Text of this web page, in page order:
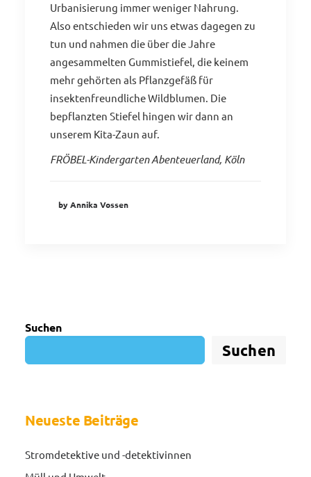
Urbanisierung immer weniger Nahrung.
Also entschieden wir uns etwas dagegen zu
tun und nahmen die über die Jahre
angesammelten Gummistiefel, die keinem
mehr gehörten als Pflanzgefäß für
insektenfreundliche Wildblumen. Die
bepflanzten Stiefel hingen wir dann an
unserem Kita-Zaun auf.
FRÖBEL-Kindergarten Abenteuerland, Köln
by Annika Vossen
Suchen
Suchen
Neueste Beiträge
Stromdetektive und -detektivinnen